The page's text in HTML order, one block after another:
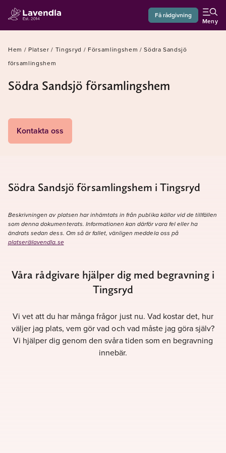
Få rådgivning
Meny
Hem / Platser / Tingsryd / Församlingshem / Södra Sandsjö
församlingshem
Södra Sandsjö församlingshem
Kontakta oss
Södra Sandsjö församlingshem i Tingsryd
Beskrivningen av platsen har inhämtats in från publika källor vid de tillfällen
som denna dokumenterats. Informationen kan därför vara fel eller ha
ändrats sedan dess. Om så är fallet, vänligen meddela oss på
platser@lavendla.se
Våra rådgivare hjälper dig med begravning i
Tingsryd
Vi vet att du har många frågor just nu. Vad kostar det, hur
väljer jag plats, vem gör vad och vad måste jag göra själv?
Vi hjälper dig genom den svåra tiden som en begravning
innebär.